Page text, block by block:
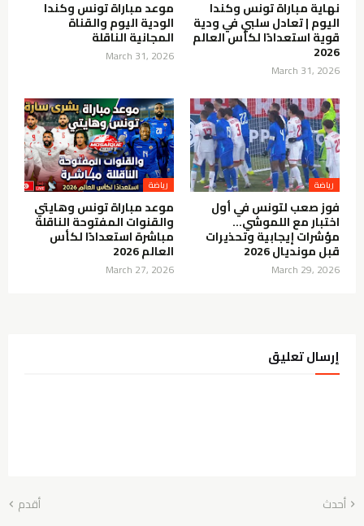
نهاية مباراة تونس وكندا
اليوم | تعادل سلبي في ودية
قوية استعدادًا لكأس العالم
2026
March 31, 2026
موعد مباراة تونس وكندا
الودية اليوم والقناة
المجانية الناقلة
March 31, 2026
فوز صعب لتونس في أول
اختبار مع اللموشي…
مؤشرات إيجابية وتحذيرات
قبل مونديال 2026
March 29, 2026
موعد مباراة تونس وهايتي
والقنوات المفتوحة الناقلة
مباشرة استعدادًا لكأس
العالم 2026
March 27, 2026
إرسال تعليق
أحدث أقدم